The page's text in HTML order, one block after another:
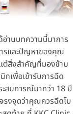
านบทความนี้มาการ
รและปัญหาของคุณ
ต่สิ่งสำคัญที่มองข้าม
กเพื่อเข้ารับการฉีด
สบการณ์มากว่า 18 ปี
รงจุดว่าคุณควรฉีดโบ